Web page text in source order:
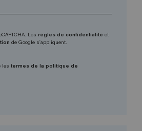
Les règles de confidentialité et
de Google s'appliquent.
les termes de la politique de